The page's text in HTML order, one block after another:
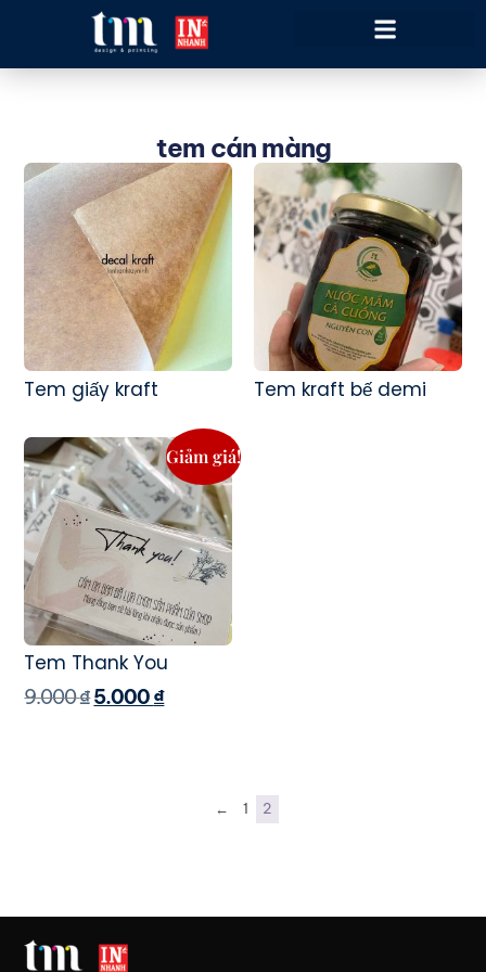
tem cán màng
Tem giấy kraft Tem kraft bế demi
Giảm giá!
Tem Thank You
9.000₫5.000₫
← 1 2